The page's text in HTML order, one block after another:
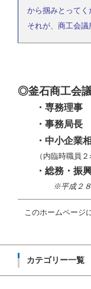
から掴みとってく
それが、商工会議
◎釜石商工会
・専務理事
・事務局長
・中小企業
（内臨時職員２
・総務・振
※平成２
このホームペー
カテゴリー一覧